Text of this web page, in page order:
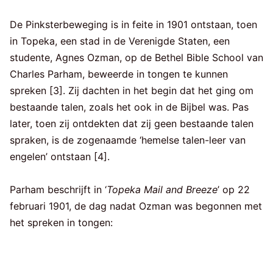
De Pinksterbeweging is in feite in 1901 ontstaan, toen
in Topeka, een stad in de Verenigde Staten, een
studente, Agnes Ozman, op de Bethel Bible School van
Charles Parham, beweerde in tongen te kunnen
spreken [3]. Zij dachten in het begin dat het ging om
bestaande talen, zoals het ook in de Bijbel was. Pas
later, toen zij ontdekten dat zij geen bestaande talen
spraken, is de zogenaamde ‘hemelse talen-leer van
engelen’ ontstaan [4].
Parham beschrijft in ‘Topeka Mail and Breeze’ op 22
februari 1901, de dag nadat Ozman was begonnen met
het spreken in tongen: